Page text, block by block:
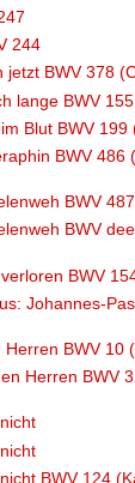
244
jetzt BWV 378
lange BWV
Blut BWV 199
BWV 486
BWV
BWV
BWV
Johannes-
BWV 10
Herren BWV
BWV 124